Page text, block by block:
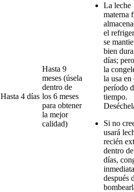
Hasta 4 días
Hasta 9
meses (úsela
dentro de
los 6 meses
para obtener
la mejor
calidad)
La leche
materna
el
se
bien
días;
la
la usa en
período
tiempo.
Si no
usará
recién
dentro
días,
después